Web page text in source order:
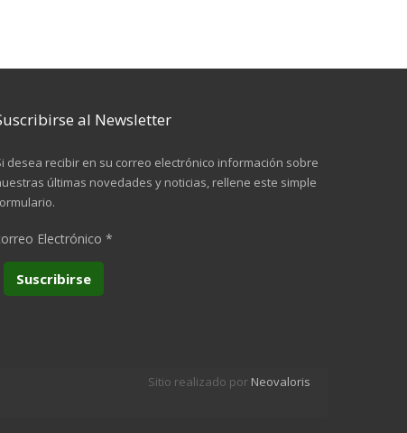
al Newsletter
desea recibir en su correo electrónico información sobre
últimas novedades y noticias, rellene este simple
Electrónico *
Sitio realizado por Neovaloris